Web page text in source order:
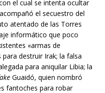
el cual se intenta ocultar
el secuestro del
atentado de las Torres
informático que poco
«armas de
destruir Irak; la falsa
para aniquilar Libia; la
Guaidó, quien nombró
fantoches para robar